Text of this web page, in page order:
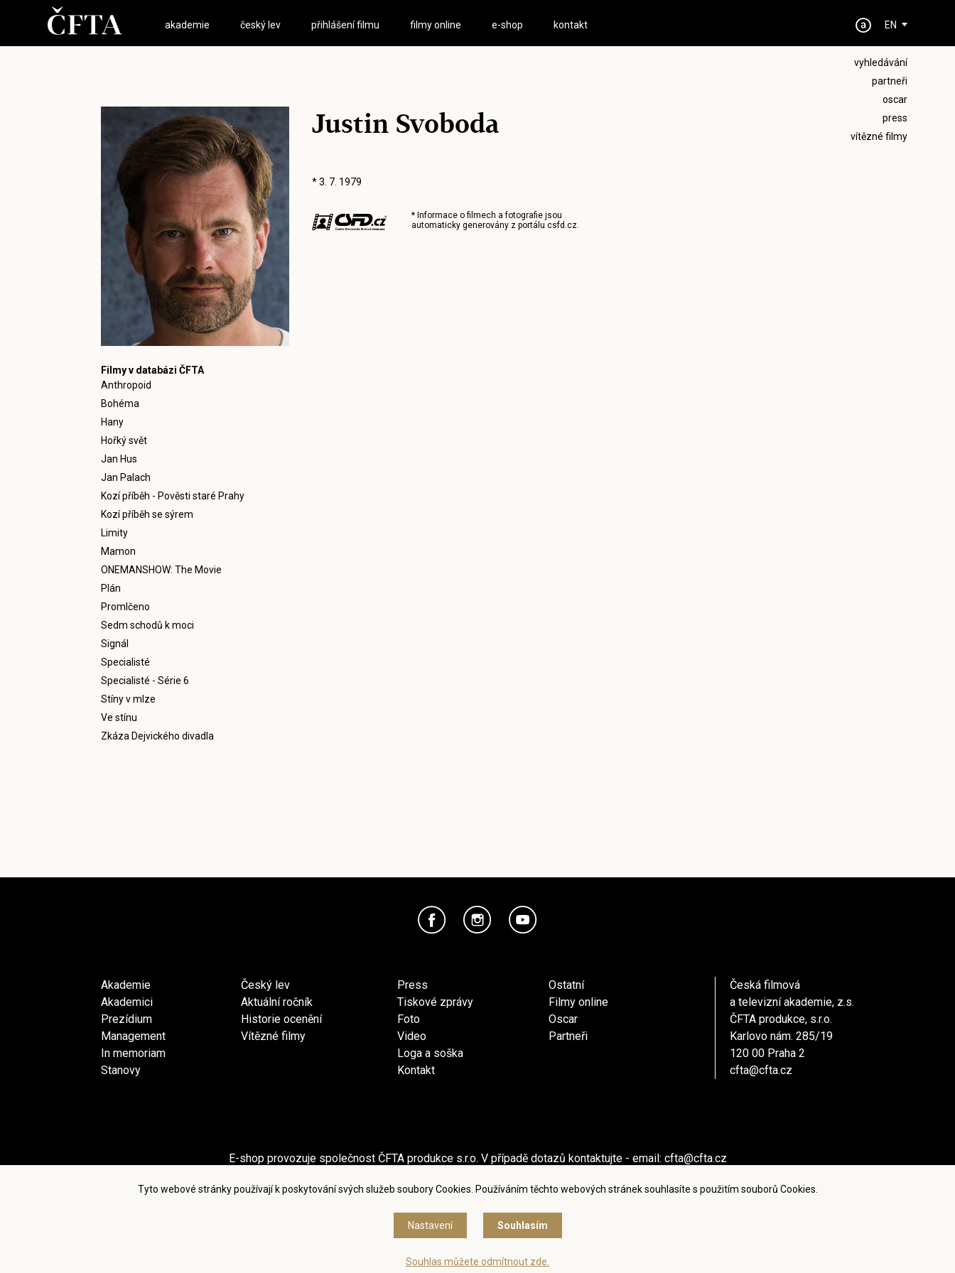
akademie český lev přihlášení filmu filmy online e-shop kontakt EN
vyhledávání
partneři
oscar
press
vítězné filmy
Filmy v databázi ČFTA
Anthropoid
Bohéma
Hany
Hořký svět
Jan Hus
Jan Palach
Kozí příběh - Pověsti staré Prahy
Kozí příběh se sýrem
Limity
Mamon
ONEMANSHOW: The Movie
Plán
Promlčeno
Sedm schodů k moci
Signál
Specialisté
Specialisté - Série 6
Stíny v mlze
Ve stínu
Zkáza Dejvického divadla
Justin Svoboda
* 3. 7. 1979
* Informace o filmech a fotografie jsou
automaticky generovány z portálu csfd.cz.
Tyto webové stránky používají k poskytování svých služeb soubory Cookies. Používáním těchto webových stránek souhlasíte s použitím souborů Cookies.
Nastavení Souhlasím
Souhlas můžete odmítnout zde.
Akademie
Akademici
Prezídium
Management
In memoriam
Stanovy
Český lev
Aktuální ročník
Historie ocenění
Vítězné filmy
Press
Tiskové zprávy
Foto
Video
Loga a soška
Kontakt
Ostatní
Filmy online
Oscar
Partneři
Česká filmová
a televizní akademie, z.s.
ČFTA produkce, s.r.o.
Karlovo nám. 285/19
120 00 Praha 2
cfta@cfta.cz
E-shop provozuje společnost ČFTA produkce s.r.o. V případě dotazů kontaktujte - email: cfta@cfta.cz
Podmínky užití a zásady ochrany osobních údajů|Nastavení cookies